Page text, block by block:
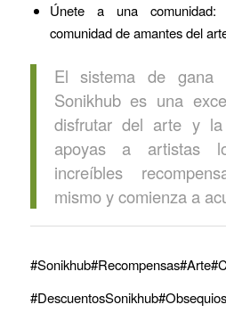
Únete a una
comunidad de amantes del
El sistema de gana
Sonikhub es una
disfrutar del arte y la
apoyas a artistas
increíbles
mismo y comienza a